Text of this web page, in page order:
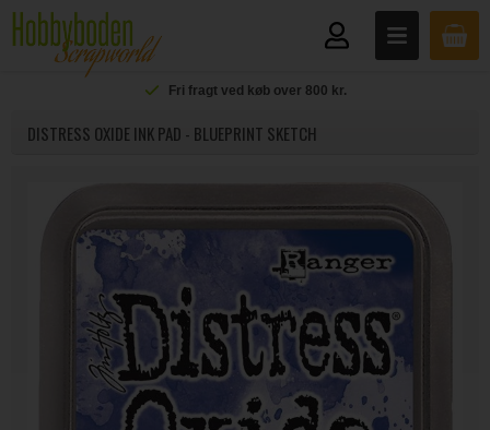
Fri fragt ved køb over 800 kr.
DISTRESS OXIDE INK PAD - BLUEPRINT SKETCH